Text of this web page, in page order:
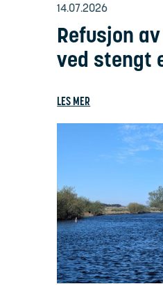
14.07.2026
Refusjon
ved stengt
LES MER